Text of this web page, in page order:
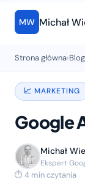
MW Michał
Strona główna›Blog
📈 MARKETING
Google
Michał
Ekspert
⏱ 4 min czytania